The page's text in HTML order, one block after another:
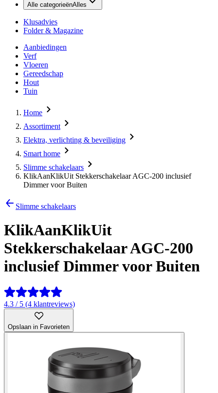
Alle categorieënAlles
Klusadvies
Folder & Magazine
Aanbiedingen
Verf
Vloeren
Gereedschap
Hout
Tuin
Home
Assortiment
Elektra, verlichting & beveiliging
Smart home
Slimme schakelaars
KlikAanKlikUit Stekkerschakelaar AGC-200 inclusief
Dimmer voor Buiten
Slimme schakelaars
KlikAanKlikUit
Stekkerschakelaar AGC-200
inclusief Dimmer voor Buiten
4.3 / 5 (4 klantreviews)
Opslaan in Favorieten